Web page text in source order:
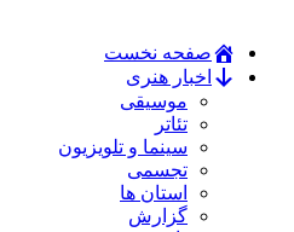
صفحه نخست
اخبار هنری
موسیقی
تئاتر
سینما و تلویزیون
تجسمی
استان ها
گزارش